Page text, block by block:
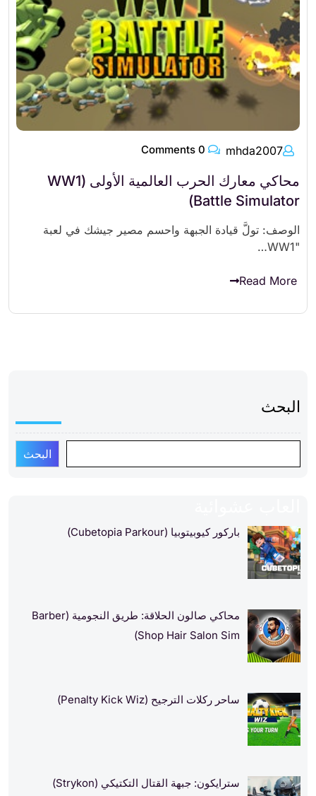
mhda2007
محاكي معارك الحرب العالمية الأولى (WW1
Battle Simulator)
الوصف: تولَّ قيادة الجبهة واحسم مصير جيشك في لعبة
"WW1…
Read More
البحث
البحث
باركور كيوبيتوبيا (Cubetopia Parkour)
محاكي صالون الحلاقة: طريق النجومية (Barber
Shop Hair Salon Sim)
ساحر ركلات الترجيح (Penalty Kick Wiz)
سترايكون: جبهة القتال التكتيكي (Strykon)